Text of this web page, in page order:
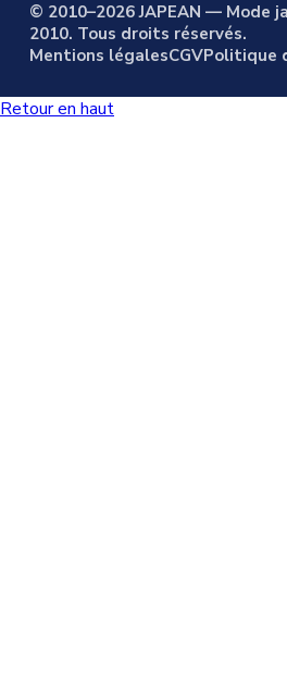
© 2010–2026 JAPEAN — Mode
2010. Tous droits réservés.
Mentions légalesCGVPolitique
Retour en haut